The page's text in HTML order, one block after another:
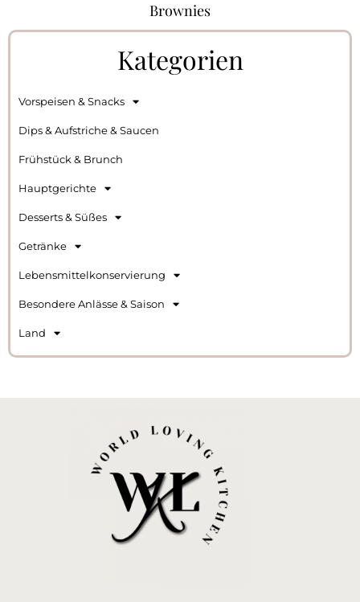
Brownies
Kategorien
Vorspeisen & Snacks
Dips & Aufstriche & Saucen
Frühstück & Brunch
Hauptgerichte
Desserts & Süßes
Getränke
Lebensmittelkonservierung
Besondere Anlässe & Saison
Land